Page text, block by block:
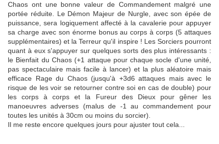
Chaos ont une bonne valeur de Commandement malgré une
portée réduite. Le Démon Majeur de Nurgle, avec son épée de
puissance, sera logiquement affecté à la cavalerie pour appuyer
sa charge avec son énorme bonus au corps à corps (5 attaques
supplémentaires) et la Terreur qu'il inspire ! Les Sorciers pourront
quant à eux s'appuyer sur quelques sorts des plus intéressants :
le Bienfait du Chaos (+1 attaque pour chaque socle d'une unité,
pas spectaculaire mais facile à lancer) et la plus aléatoire mais
efficace Rage du Chaos (jusqu'à +3d6 attaques mais avec le
risque de les voir se retourner contre soi en cas de double) pour
les corps à corps et la Fureur des Dieux pour gêner les
manoeuvres adverses (malus de -1 au commandement pour
toutes les unités à 30cm ou moins du sorcier).
Il me reste encore quelques jours pour ajuster tout cela...